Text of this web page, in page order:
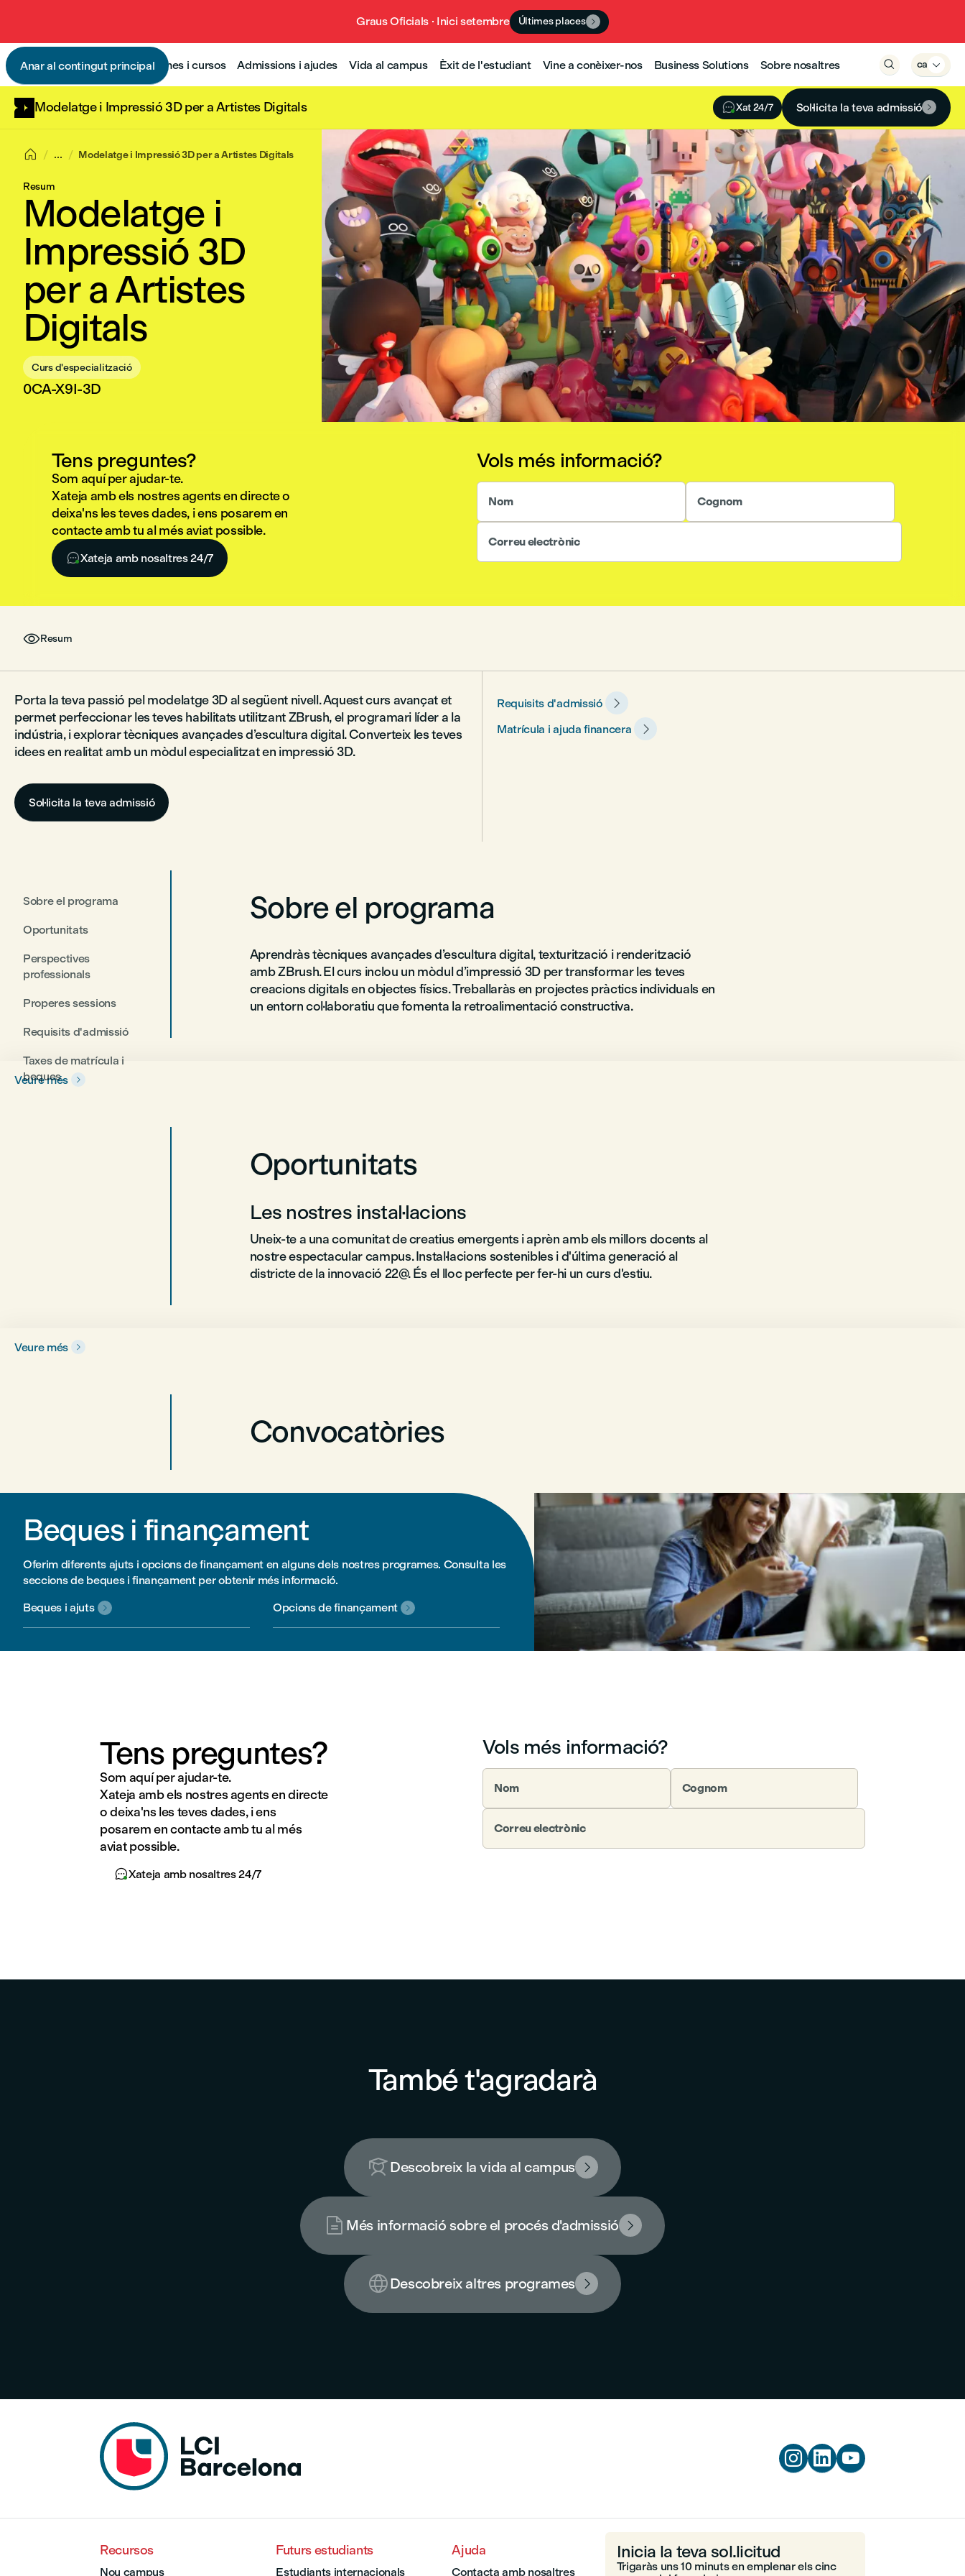
Graus Oficials · Inici setembre Últimes places 
Anar al contingut principalProgrames i cursos Admissions i ajudes Vida al campus Èxit de l'estudiant Vine a conèixer-nos Business Solutions Sobre nosaltres  ca 
Modelatge i Impressió 3D per a Artistes Digitals Xat 24/7 Sol·licita la teva admissió 
 ... Modelatge i Impressió 3D per a Artistes Digitals
Resum
Modelatge i
Impressió 3D
per a Artistes
Digitals
Curs d'especialització
0CA-X9I-3D
Tens preguntes?
Som aquí per ajudar-te.
Xateja amb els nostres agents en directe o
deixa'ns les teves dades, i ens posarem en
contacte amb tu al més aviat possible.
Xateja amb nosaltres 24/7
Vols més informació?
Nom Cognom
Correu electrònic
Resum
Porta la teva passió pel modelatge 3D al següent nivell. Aquest curs avançat et
permet perfeccionar les teves habilitats utilitzant ZBrush, el programari líder a la
indústria, i explorar tècniques avançades d’escultura digital. Converteix les teves
idees en realitat amb un mòdul especialitzat en impressió 3D.
Sol·licita la teva admissió
Requisits d'admissió 
Matrícula i ajuda financera 
Sobre el programa
Oportunitats
Perspectives
professionals
Properes sessions
Requisits d'admissió
Taxes de matrícula i
beques
Sobre el programa
Aprendràs tècniques avançades d’escultura digital, texturització i renderització
amb ZBrush. El curs inclou un mòdul d’impressió 3D per transformar les teves
creacions digitals en objectes físics. Treballaràs en projectes pràctics individuals en
un entorn col·laboratiu que fomenta la retroalimentació constructiva.
Veure més 
Oportunitats
Les nostres instal·lacions
Uneix-te a una comunitat de creatius emergents i aprèn amb els millors docents al
nostre espectacular campus. Instal·lacions sostenibles i d'última generació al
districte de la innovació 22@. És el lloc perfecte per fer-hi un curs d'estiu.
Veure més 
Convocatòries
Beques i finançament
Oferim diferents ajuts i opcions de finançament en alguns dels nostres programes. Consulta les
seccions de beques i finançament per obtenir més informació.
Beques i ajuts
 Opcions de finançament 
Tens preguntes?
Som aquí per ajudar-te.
Xateja amb els nostres agents en directe
o deixa'ns les teves dades, i ens
posarem en contacte amb tu al més
aviat possible.
Xateja amb nosaltres 24/7
Vols més informació?
Nom Cognom
Correu electrònic
També t'agradarà
Descobreix la vida al campus 
 Més informació sobre el procés d'admissió 
Descobreix altres programes 
  
Recursos
Nou campus
Futurs estudiants
Estudiants internacionals
Ajuda
Contacta amb nosaltres
Inicia la teva sol.licitud
Trigaràs uns 10 minuts en emplenar els cinc